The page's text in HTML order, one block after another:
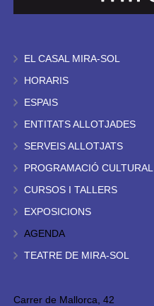
EL CASAL MIRA-SOL
HORARIS
ESPAIS
ENTITATS ALLOTJADES
SERVEIS ALLOTJATS
PROGRAMACIÓ CULTURAL
CURSOS I TALLERS
EXPOSICIONS
AGENDA
TEATRE DE MIRA-SOL
Carrer de Mallorca, 42